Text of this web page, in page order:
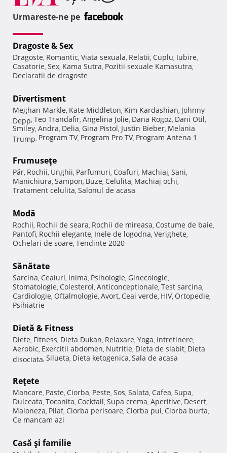
Urmareste-ne pe
Dragoste & Sex
Dragoste, Romantic, Viata sexuala, Relatii, Cuplu, Iubire,
Casatorie, Sex, Kama Sutra, Pozitii sexuale Kamasutra,
Declaratii de dragoste
Divertisment
Meghan Markle, Kate Middleton, Kim Kardashian, Johnny
Depp, Teo Trandafir, Angelina Jolie, Dana Rogoz, Dani Otil,
Smiley, Andra, Delia, Gina Pistol, Justin Bieber, Melania
Trump, Program TV, Program Pro TV, Program Antena 1
Frumuseţe
Păr, Rochii, Unghii, Parfumuri, Coafuri, Machiaj, Sani,
Manichiura, Sampon, Buze, Celulita, Machiaj ochi,
Tratament celulita, Salonul de acasa
Modă
Rochii, Rochii de seara, Rochii de mireasa, Costume de baie,
Pantofi, Rochii elegante, Inele de logodna, Verighete,
Ochelari de soare, Tendinte 2020
Sănătate
Sarcina, Ceaiuri, Inima, Psihologie, Ginecologie,
Stomatologie, Colesterol, Anticonceptionale, Test sarcina,
Cardiologie, Oftalmologie, Avort, Ceai verde, HIV, Ortopedie,
Psihiatrie
Dietă & Fitness
Diete, Fitness, Dieta Dukan, Relaxare, Yoga, Intretinere,
Aerobic, Exercitii abdomen, Nutritie, Dieta de slabit, Dieta
disociata, Silueta, Dieta ketogenica, Sala de acasa
Reţete
Mancare, Paste, Ciorba, Peste, Sos, Salata, Cafea, Supa,
Dulceata, Tocanita, Cocktail, Supa crema, Aperitive, Desert,
Maioneza, Pilaf, Ciorba perisoare, Ciorba pui, Ciorba burta,
Ce mancam azi
Casă şi familie